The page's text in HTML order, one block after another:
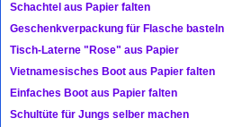
Schachtel aus Papier falten
Geschenkverpackung für Flasche basteln
Tisch-Laterne "Rose" aus Papier
Vietnamesisches Boot aus Papier falten
Einfaches Boot aus Papier falten
Schultüte für Jungs selber machen